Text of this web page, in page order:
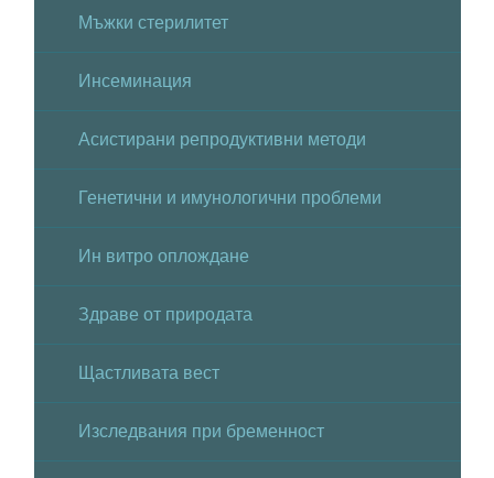
Мъжки стерилитет
Инсеминация
Асистирани репродуктивни методи
Генетични и имунологични проблеми
Ин витро оплождане
Здраве от природата
Щастливата вест
Изследвания при бременност